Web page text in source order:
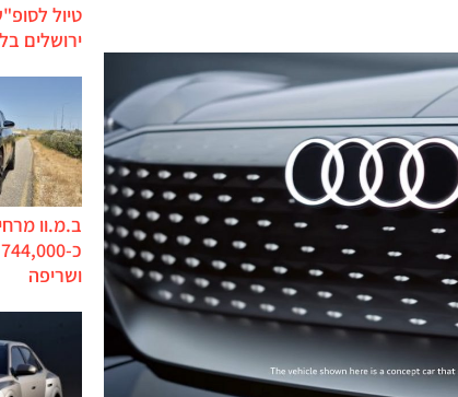
טיול
ירושלים
ב.מ.וו
ושריפה